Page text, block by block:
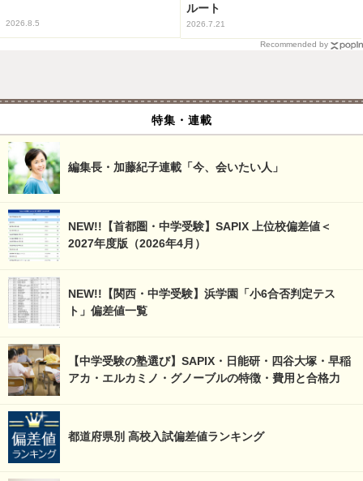
2026.8.5
ルート
2026.7.21
Recommended by
特集・連載
編集長・加藤紀子連載「今、会いたい人」
NEW!!【首都圏・中学受験】SAPIX 上位校偏差値＜
2027年度版（2026年4月）
NEW!!【関西・中学受験】浜学園「小6合否判定テス
ト」偏差値一覧
【中学受験の塾選び】SAPIX・日能研・四谷大塚・早稲
アカ・エルカミノ・グノーブルの特徴・費用と合格力
都道府県別 高校入試偏差値ランキング